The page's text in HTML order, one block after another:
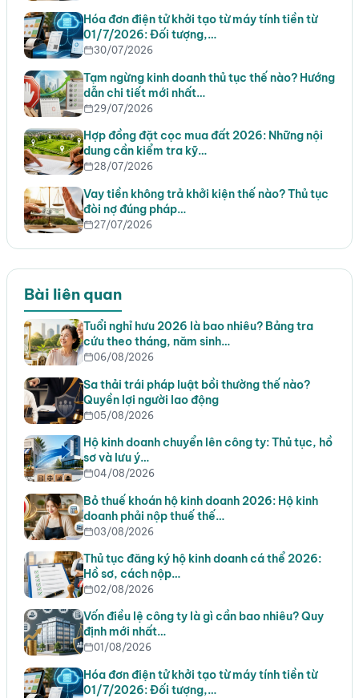
Hóa đơn điện tử khởi tạo từ máy tính tiền từ
01/7/2026: Đối tượng,…
30/07/2026
Tạm ngừng kinh doanh thủ tục thế nào? Hướng
dẫn chi tiết mới nhất…
29/07/2026
Hợp đồng đặt cọc mua đất 2026: Những nội
dung cần kiểm tra kỹ…
28/07/2026
Vay tiền không trả khởi kiện thế nào? Thủ tục
đòi nợ đúng pháp…
27/07/2026
Bài liên quan
Tuổi nghỉ hưu 2026 là bao nhiêu? Bảng tra
cứu theo tháng, năm sinh…
06/08/2026
Sa thải trái pháp luật bồi thường thế nào?
Quyền lợi người lao động
05/08/2026
Hộ kinh doanh chuyển lên công ty: Thủ tục, hồ
sơ và lưu ý…
04/08/2026
Bỏ thuế khoán hộ kinh doanh 2026: Hộ kinh
doanh phải nộp thuế thế…
03/08/2026
Thủ tục đăng ký hộ kinh doanh cá thể 2026:
Hồ sơ, cách nộp…
02/08/2026
Vốn điều lệ công ty là gì cần bao nhiêu? Quy
định mới nhất…
01/08/2026
Hóa đơn điện tử khởi tạo từ máy tính tiền từ
01/7/2026: Đối tượng,…